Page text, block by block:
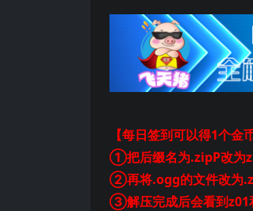
【每日签到可以得1个金
①把后缀名为.zipP改为
②再将.ogg的文件改为
③解压完成后会看到z01